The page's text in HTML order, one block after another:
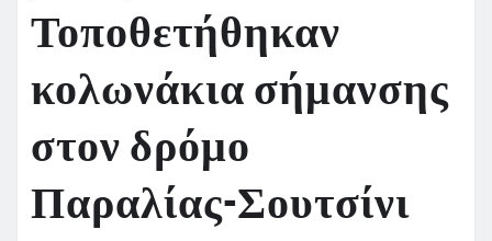
Τοποθετήθηκαν
κολωνάκια σήμανσης
στον δρόμο
Παραλίας-Σουτσίνι